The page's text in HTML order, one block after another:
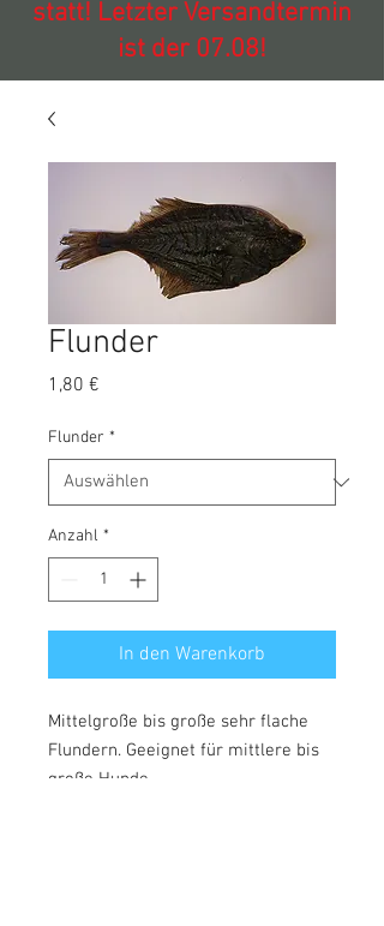
statt! Letzter Versandtermin
ist der 07.08!
Flunder
1,80 €
Flunder *
Anzahl *
In den Warenkorb
Mittelgroße bis große sehr flache
Flundern. Geeignet für mittlere bis
große Hunde.